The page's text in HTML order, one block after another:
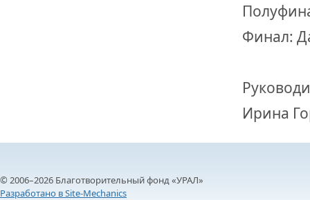
Финал:
Ирина
© 2006–2026 Благотворительный фонд «УРАЛ»
Разработано в Site-Mechanics